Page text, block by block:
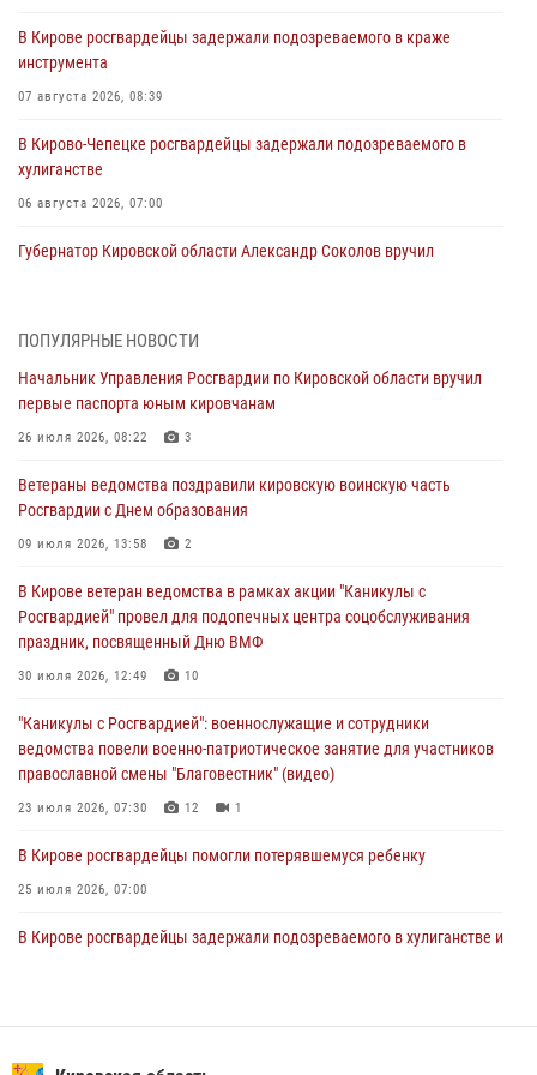
В Кирове росгвардейцы задержали подозреваемого в краже
инструмента
07 августа 2026, 08:39
В Кирово-Чепецке росгвардейцы задержали подозреваемого в
хулиганстве
06 августа 2026, 07:00
Губернатор Кировской области Александр Соколов вручил
поддельной купюры
04 августа 2026, 09:30
03 августа 2026, 09:01
В Кирове росгвардейцы и ветераны ведомства приняли участие в
03 августа 2026, 08:45
В Кирове росгвардейцы задержали подозреваемого в краже из
магазина
ПОПУЛЯРНЫЕ НОВОСТИ
Начальник Управления Росгвардии по Кировской области вручил
первые паспорта юным кировчанам
26 июля 2026, 08:22 3
Ветераны ведомства поздравили кировскую воинскую часть
Росгвардии с Днем образования
09 июля 2026, 13:58 2
В Кирове ветеран ведомства в рамках акции "Каникулы с
Росгвардией" провел для подопечных центра соцобслуживания
праздник, посвященный Дню ВМФ
30 июля 2026, 12:49 10
"Каникулы с Росгвардией": военнослужащие и сотрудники
ведомства повели военно-патриотическое занятие для участников
православной смены "Благовестник" (видео)
23 июля 2026, 07:30 12 1
В Кирове росгвардейцы помогли потерявшемуся ребенку
25 июля 2026, 07:00
В Кирове росгвардейцы задержали подозреваемого в хулиганстве и
вневедомственную охрану и поступления в ведомственные вузы